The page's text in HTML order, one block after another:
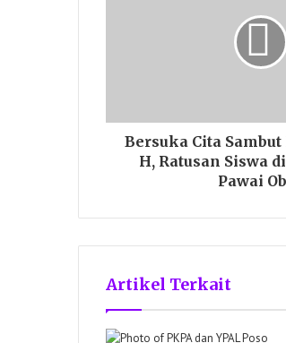
Bersuka Cita Sambut
H, Ratusan Siswa
Pawai
Artikel Terkait